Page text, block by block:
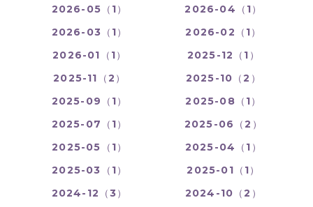
2026-05（1）
2026-04（1）
2026-03（1）
2026-02（1）
2026-01（1）
2025-12（1）
2025-11（2）
2025-10（2）
2025-09（1）
2025-08（1）
2025-07（1）
2025-06（2）
2025-05（1）
2025-04（1）
2025-03（1）
2025-01（1）
2024-12（3）
2024-10（2）